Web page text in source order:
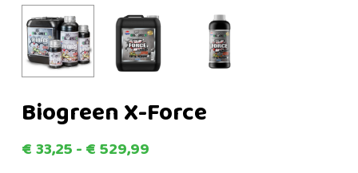
Biogreen X-Force
€33,25-€529,99Prijsklasse: